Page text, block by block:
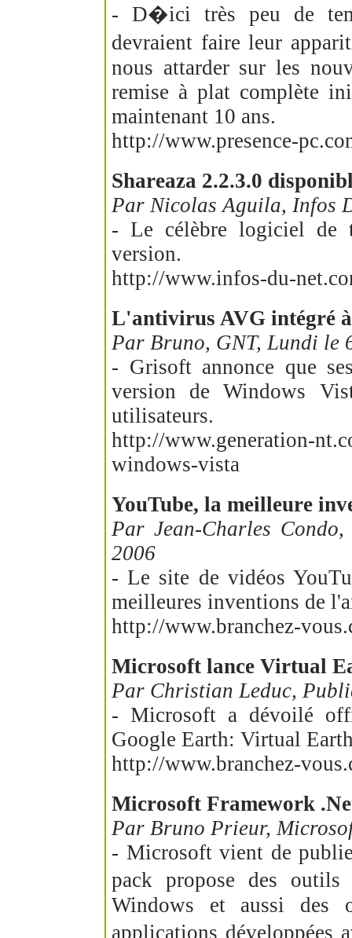
- D�ici très peu de
devraient faire leur
nous attarder sur les
remise à plat complète
maintenant 10 ans.
http://www.presence-
Shareaza 2.2.3.0
Par Nicolas Aguila, Infos
- Le célèbre logiciel de
version.
http://www.infos-du-
L'antivirus AVG intégré
Par Bruno, GNT, Lundi le
- Grisoft annonce que
version de Windows
utilisateurs.
http://www.generation-
windows-vista
YouTube, la meilleure
Par Jean-Charles
2006
- Le site de vidéos
meilleures inventions de
http://www.branchez-
Microsoft lance Virtual
Par Christian Leduc,
- Microsoft a dévoilé
Google Earth: Virtual
http://www.branchez-
Microsoft Framework
Par Bruno Prieur,
- Microsoft vient de
pack propose des
Windows et aussi des
applications